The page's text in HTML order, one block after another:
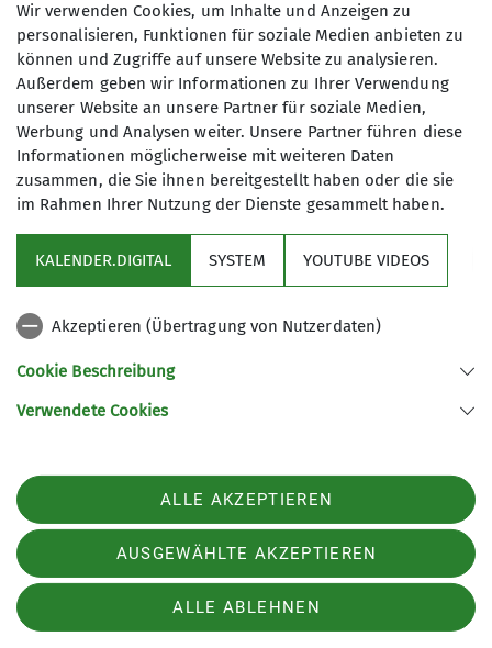
0176 96980379
Iris.Luettkenhaus@alpenverein-
beckum.de
Ämter
Wanderwart*in
Gruppe
Wandergruppe
auf seine Kosten. In einer offenen,
rücksichtsvollen Gemeinschaft
59269 Beckum
Telefon +49252128273
Datenschutz-Einstellungen
Satzung
Impressum
AGB
Wir verwenden Cookies, um Inhalte und Anzeigen zu
personalisieren, Funktionen für soziale Medien anbieten zu
können und Zugriffe auf unsere Website zu analysieren.
Außerdem geben wir Informationen zu Ihrer Verwendung
unserer Website an unsere Partner für soziale Medien,
Werbung und Analysen weiter. Unsere Partner führen diese
Informationen möglicherweise mit weiteren Daten
zusammen, die Sie ihnen bereitgestellt haben oder die sie
im Rahmen Ihrer Nutzung der Dienste gesammelt haben.
KALENDER.DIGITAL SYSTEM YOUTUBE VIDEOS
Akzeptieren (Übertragung von Nutzerdaten)
Cookie Beschreibung
Verwendete Cookies
ALLE AKZEPTIEREN
AUSGEWÄHLTE AKZEPTIEREN
ALLE ABLEHNEN